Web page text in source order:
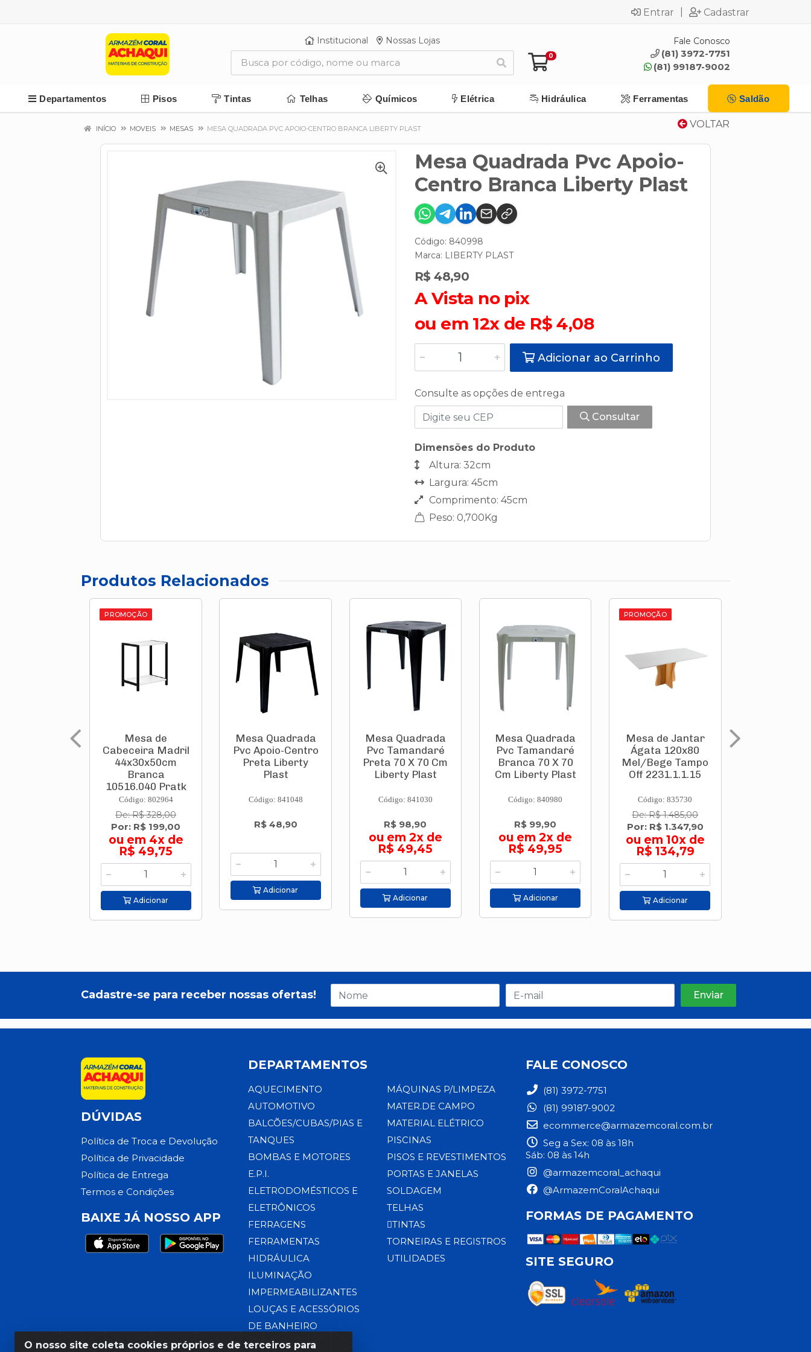
Entrar Cadastrar
Institucional Nossas Lojas
0
Fale Conosco
(81) 3972-7751
(81) 99187-9002
Departamentos Pisos Tintas Telhas Químicos Elétrica Hidráulica Ferramentas Saldão
VOLTAR
INÍCIO MOVEIS MESAS MESA QUADRADA PVC APOIO-CENTRO BRANCA LIBERTY PLAST
Mesa Quadrada Pvc Apoio-
Centro Branca Liberty Plast
Código: 840998
Marca: LIBERTY PLAST
R$ 48,90
A Vista no pix
ou em 12x de R$ 4,08
Adicionar ao Carrinho
Consulte as opções de entrega
Consultar
Dimensões do Produto
Altura: 32cm
Largura: 45cm
Comprimento: 45cm
Peso: 0,700Kg
Produtos Relacionados
PROMOÇÃO
Mesa de
Cabeceira Madril
44x30x50cm
Branca
10516.040 Pratk
Código: 802964
De: R$ 328,00
Por: R$ 199,00
ou em 4x de
R$ 49,75
Adicionar
Mesa Quadrada
Pvc Apoio-Centro
Preta Liberty
Plast
Código: 841048
R$ 48,90
Adicionar
Mesa Quadrada
Pvc Tamandaré
Preta 70 X 70 Cm
Liberty Plast
Código: 841030
R$ 98,90
ou em 2x de
R$ 49,45
Adicionar
Mesa Quadrada
Pvc Tamandaré
Branca 70 X 70
Cm Liberty Plast
Código: 840980
R$ 99,90
ou em 2x de
R$ 49,95
Adicionar
PROMOÇÃO
Mesa de Jantar
Ágata 120x80
Mel/Bege Tampo
Off 2231.1.1.15
Código: 835730
De: R$ 1.485,00
Por: R$ 1.347,90
ou em 10x de
R$ 134,79
Adicionar
O nosso site coleta cookies próprios e de terceiros para
Cadastre-se para receber nossas ofertas!
DÚVIDAS
Política de Troca e Devolução
Política de Privacidade
Política de Entrega
Termos e Condições
BAIXE JÁ NOSSO APP
DEPARTAMENTOS
AQUECIMENTO
AUTOMOTIVO
BALCÕES/CUBAS/PIAS E
TANQUES
BOMBAS E MOTORES
E.P.I.
ELETRODOMÉSTICOS E
ELETRÔNICOS
FERRAGENS
FERRAMENTAS
HIDRÁULICA
ILUMINAÇÃO
IMPERMEABILIZANTES
LOUÇAS E ACESSÓRIOS
DE BANHEIRO
MÁQUINAS P/LIMPEZA
MATER.DE CAMPO
MATERIAL ELÉTRICO
PISCINAS
PISOS E REVESTIMENTOS
PORTAS E JANELAS
SOLDAGEM
TELHAS
TINTAS
TORNEIRAS E REGISTROS
UTILIDADES
FALE CONOSCO
(81) 3972-7751
(81) 99187-9002
ecommerce@armazemcoral.com.br
Seg a Sex: 08 às 18h
Sáb: 08 às 14h
@armazemcoral_achaqui
@ArmazemCoralAchaqui
FORMAS DE PAGAMENTO
SITE SEGURO